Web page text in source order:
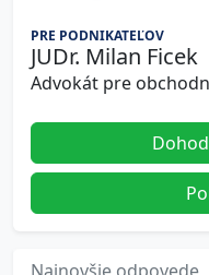
PRE PODNIKATEĽOV
JUDr. Milan Ficek
Advokát pre